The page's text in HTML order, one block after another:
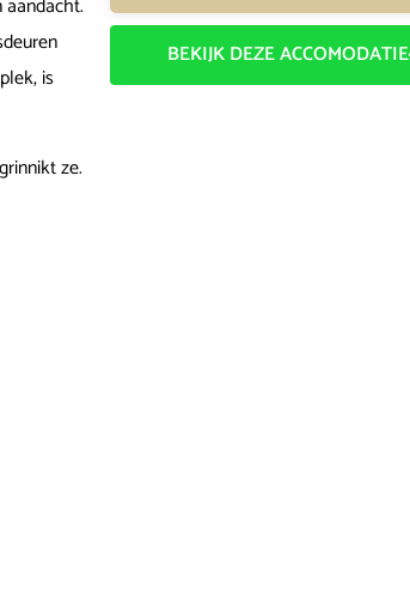
is
ze.
BEKIJK DEZE ACCOMODATIE